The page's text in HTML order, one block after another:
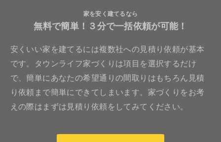
家を安く建てるなら
無料で簡単！３分で一括依頼が可能！
安くいい家を建てるには複数社への見積り依頼が基本
です。タウンライフ家づくりは項目を選択するだけ
で、簡単にあなたの希望通りの間取りはもちろん見積
り依頼まで簡単にできてしまいます。家づくりをお考
えの際はまずは見積り依頼をしてみてください。